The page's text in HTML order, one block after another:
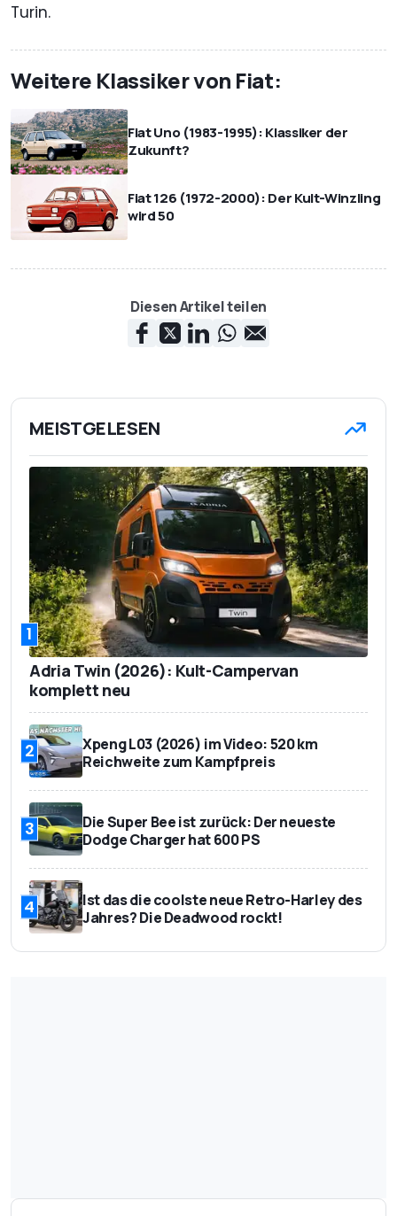
Turin.
Weitere Klassiker von Fiat:
Fiat Uno (1983-1995): Klassiker der
Zukunft?
Fiat 126 (1972-2000): Der Kult-Winzling
wird 50
Diesen Artikel teilen
MEISTGELESEN
1
Adria Twin (2026): Kult-Campervan
komplett neu
2
Xpeng L03 (2026) im Video: 520 km
Reichweite zum Kampfpreis
3
Die Super Bee ist zurück: Der neueste
Dodge Charger hat 600 PS
4
Ist das die coolste neue Retro-Harley des
Jahres? Die Deadwood rockt!